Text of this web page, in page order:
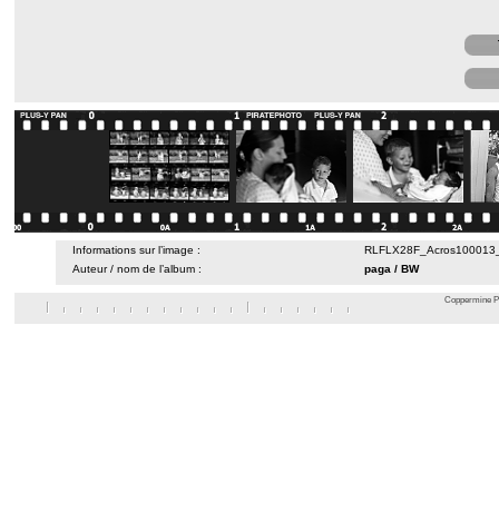
Informations sur l’image :
Auteur / nom de l’album :
paga / BW
Coppermine